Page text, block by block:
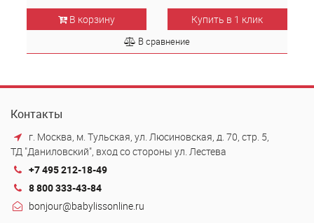
В корзину Купить в 1 клик
В сравнение
Контакты
г. Москва, м. Тульская, ул. Люсиновская, д. 70, стр. 5,
ТД "Даниловский", вход со стороны ул. Лестева
+7 495 212-18-49
8 800 333-43-84
bonjour@babylissonline.ru